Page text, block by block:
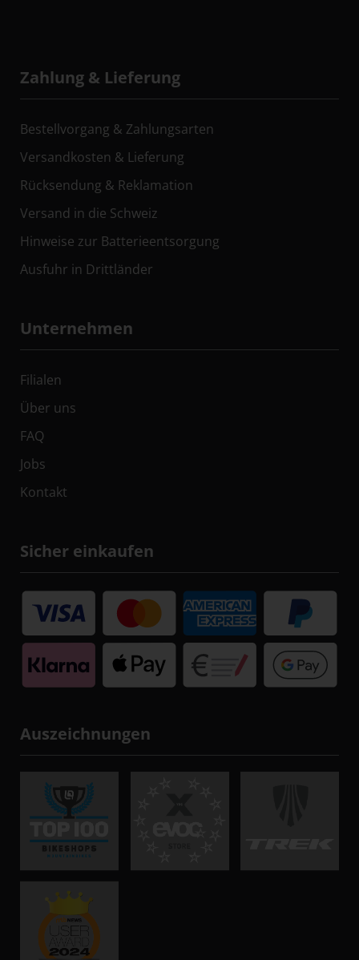
Zahlung & Lieferung
Bestellvorgang & Zahlungsarten
Versandkosten & Lieferung
Rücksendung & Reklamation
Versand in die Schweiz
Hinweise zur Batterieentsorgung
Ausfuhr in Drittländer
Unternehmen
Filialen
Über uns
FAQ
Jobs
Kontakt
Sicher einkaufen
Auszeichnungen